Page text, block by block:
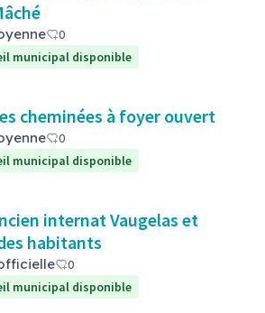
0
municipal disponible
cheminées à foyer ouvert
0
municipal disponible
internat Vaugelas et
habitants
0
municipal disponible